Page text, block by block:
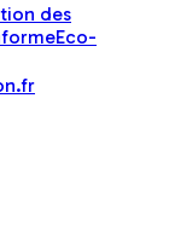
des
Eco-